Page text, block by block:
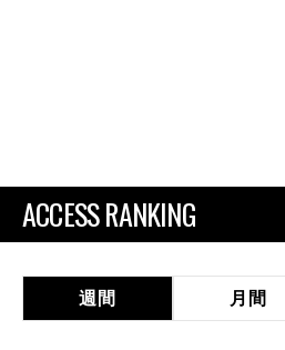
ACCESS RANKING
週間 月間